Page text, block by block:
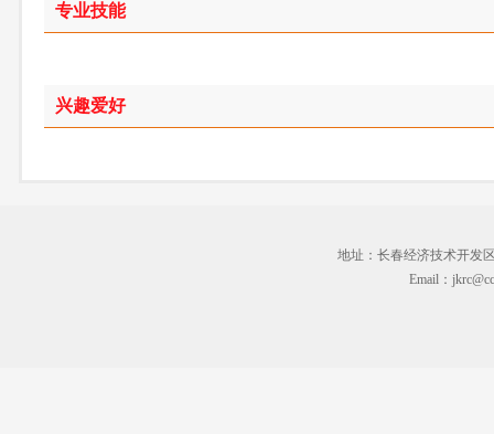
专业技能
兴趣爱好
地址：长春经济技术开发
Email：